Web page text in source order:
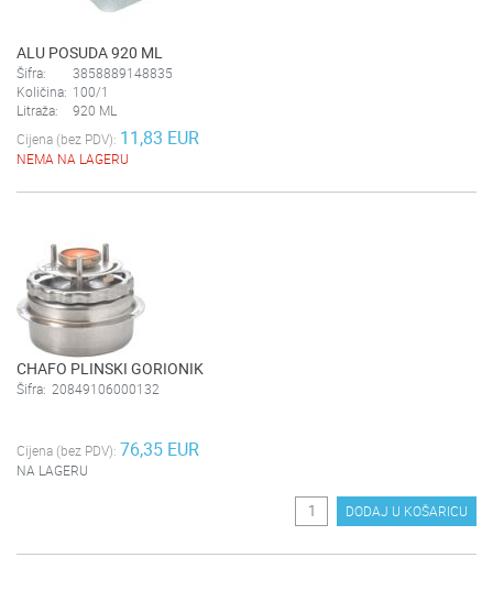
ALU POSUDA 920 ML
Šifra:
3858889148835
Količina: 100/1
Litraža:
920 ML
Cijena (bez PDV): 11,83 EUR
NEMA NA LAGERU
CHAFO PLINSKI GORIONIK
Šifra: 20849106000132
Cijena (bez PDV): 76,35 EUR
NA LAGERU
DODAJ U KOŠARICU